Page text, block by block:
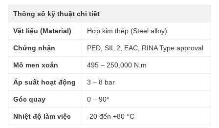
Thông số kỹ thuật chi tiết
Vật liệu (Material) Hợp kim thép (Steel alloy)
Chứng nhận PED, SIL 2, EAC, RINA Type approval
Mô men xoắn 495 – 250,000 N.m
Áp suất hoạt động 3 – 8 bar
Góc quay 0 – 90°
Nhiệt độ làm việc -20 đến +80 °C